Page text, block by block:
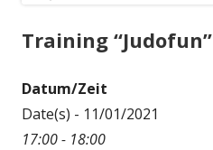
Training “Judofun”
Datum/Zeit
Date(s) - 11/01/2021
17:00 - 18:00